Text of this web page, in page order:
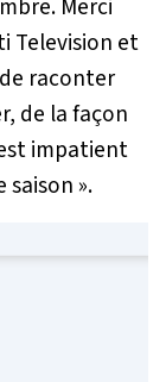
Television et
raconter
de la façon
impatient
saison ».